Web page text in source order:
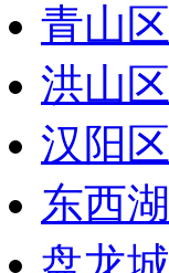
青山区
洪山区
汉阳区
东西湖